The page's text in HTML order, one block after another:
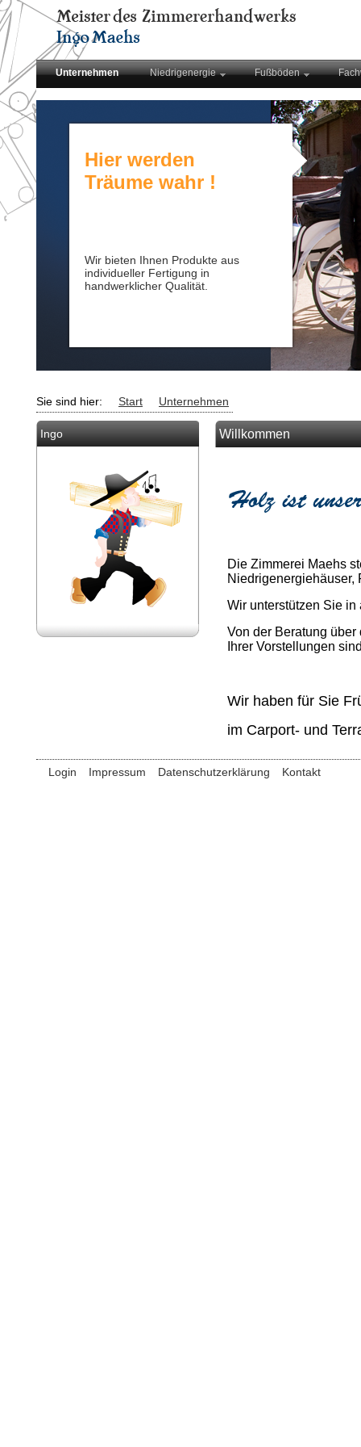
Unternehmen Niedrigenergie Fußböden
Hier werden
Träume wahr !
Wir bieten Ihnen Produkte aus
individueller Fertigung in
handwerklicher Qualität.
Sie sind hier: Start Unternehmen
Willkommen
Die Zimmerei Maehs
Niedrigenergiehäuser,
Wir unterstützen Sie
Von der Beratung
Ihrer Vorstellungen
Wir haben für Sie
im Carport- und
Ingo
Login Impressum Datenschutzerklärung Kontakt